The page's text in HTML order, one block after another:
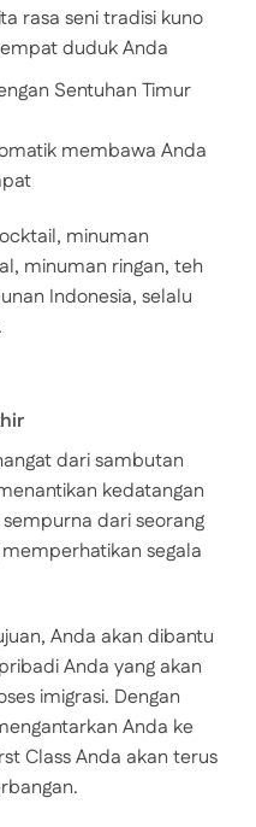
rasa seni tradisi kuno
duduk Anda
Sentuhan Timur
membawa Anda
minuman
minuman ringan, teh
Indonesia, selalu
dari sambutan
kedatangan
dari seorang
segala
Anda akan dibantu
Anda yang akan
imigrasi. Dengan
Anda ke
Class Anda akan terus